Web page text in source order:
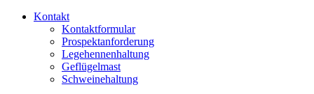
Kontakt
Kontaktformular
Prospektanforderung
Legehennenhaltung
Geflügelmast
Schweinehaltung